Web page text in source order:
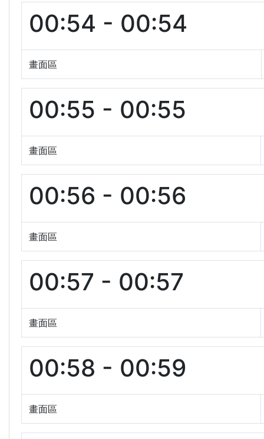
00:54 - 00:54
畫面區
00:55 - 00:55
畫面區
00:56 - 00:56
畫面區
00:57 - 00:57
畫面區
00:58 - 00:59
畫面區